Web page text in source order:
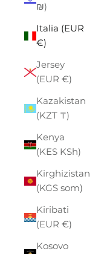
₪)
Italia (EUR
€)
Jersey
(EUR €)
Kazakistan
(KZT ₸)
Kenya
(KES KSh)
Kirghizistan
(KGS som)
Kiribati
(EUR €)
Kosovo